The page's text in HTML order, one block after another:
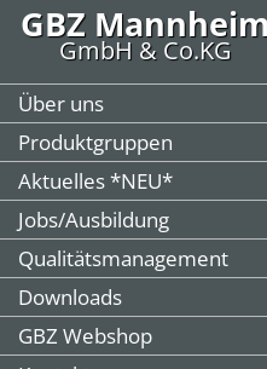
GBZ
GmbH & Co.KG
Über uns
Produktgruppen
Aktuelles *NEU*
Jobs/Ausbildung
Qualitätsmanagement
Downloads
GBZ Webshop